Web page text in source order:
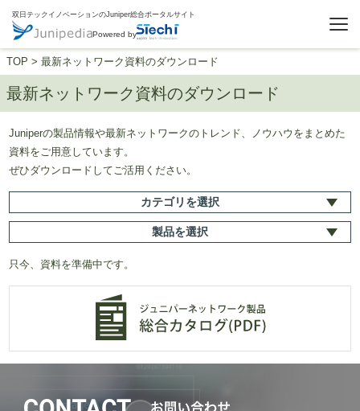
双日テックイノベーションのJuniper総合ポータルサイト
Powered by
TOP > 最新ネットワーク資料のダウンロード
最新ネットワーク資料のダウンロード
Juniperの製品情報や最新ネットワークのトレンド、ノウハウをまとめた
資料をご用意しています。
ぜひダウンロードしてご活用ください。
カテゴリ を選択
製品を選択
只今、資料を準備中です。